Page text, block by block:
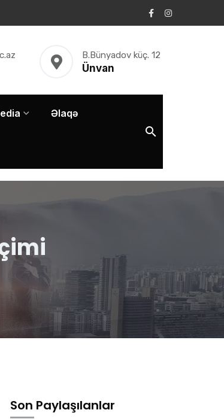
Ünvan
B.Bünyadov küç. 12
Əlaqə
Son Paylaşılanlar